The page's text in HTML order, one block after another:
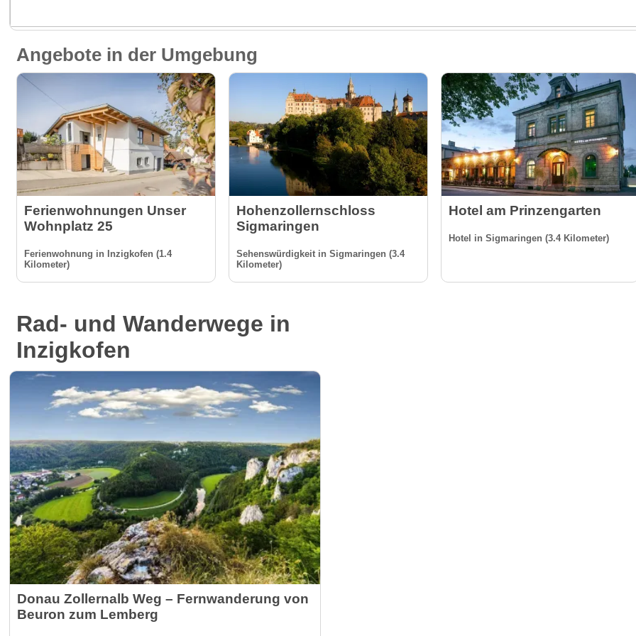
Angebote in der Umgebung
Ferienwohnungen Unser
Wohnplatz 25
Ferienwohnung in Inzigkofen (1.4
Kilometer)
Hohenzollernschloss
Sigmaringen
Sehenswürdigkeit in Sigmaringen (3.4
Kilometer)
Hotel am Prinzengarten
Hotel in Sigmaringen (3.4 Kilometer)
Rad- und Wanderwege in
Inzigkofen
Donau Zollernalb Weg – Fernwanderung von
Beuron zum Lemberg